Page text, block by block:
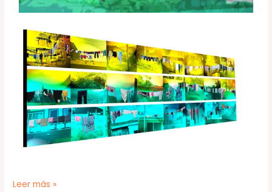
Leer más »